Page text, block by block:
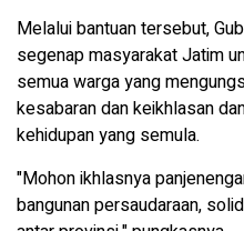
Melalui bantuan tersebut,
segenap masyarakat Jatim
semua warga yang
kesabaran dan keikhlasan
kehidupan yang semula.
"Mohon ikhlasnya
bangunan persaudaraan,